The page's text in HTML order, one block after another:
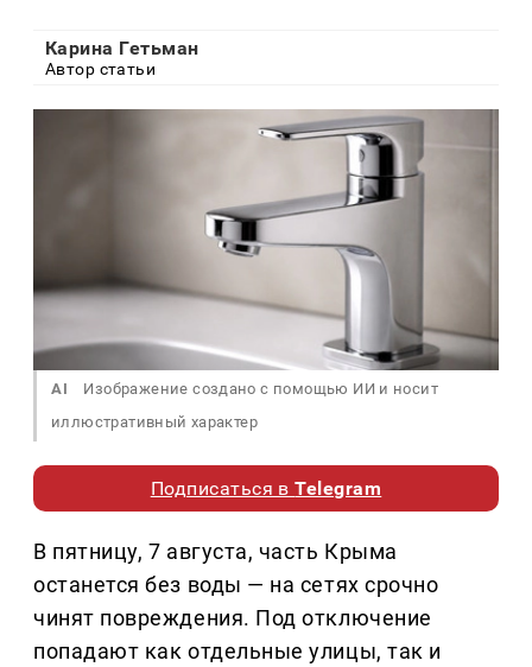
Карина Гетьман
Автор статьи
AI
Изображение создано с помощью ИИ и носит
иллюстративный характер
Подписаться вTelegram
В пятницу, 7 августа, часть Крыма
останется без воды — на сетях срочно
чинят повреждения. Под отключение
попадают как отдельные улицы, так и